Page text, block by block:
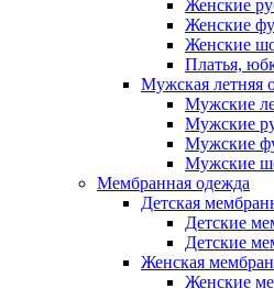
Женские
Женские
Женские
Платья,
Мужская летняя
Мужские
Мужские
Мужские
Мужские
Мембранная одежда
Детская
Детские
Детские
Женская
Женские